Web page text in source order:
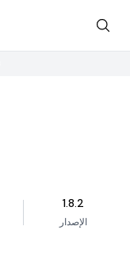
1.8.2
الإصدار